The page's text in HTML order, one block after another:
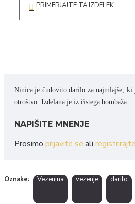
PRIMERJAJTE TA IZDELEK
Ninica je čudovito darilo za najmlajše, ki
otroštvo. Izdelana je iz čistega bombaža.
NAPIŠITE MNENJE
Prosimo prijavite se ali registrirajte
Oznake: Vezenina vezenje darilo